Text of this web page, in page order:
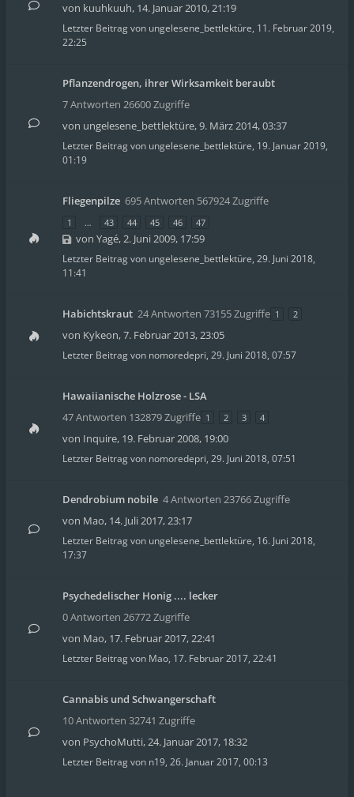
von kuuhkuuh, 14. Januar 2010, 21:19
Letzter Beitrag von ungelesene_bettlektüre, 11. Februar 2019,
22:25
Pflanzendrogen, ihrer Wirksamkeit beraubt
7 Antworten 26600 Zugriffe
von ungelesene_bettlektüre,9. März 2014, 03:37
Letzter Beitrag von ungelesene_bettlektüre, 19. Januar 2019,
01:19
Fliegenpilze 695 Antworten 567924 Zugriffe
1 … 43 44 45 46 47
von Yagé,2. Juni 2009, 17:59
Letzter Beitrag von ungelesene_bettlektüre, 29. Juni 2018,
11:41
Habichtskraut 24 Antworten 73155 Zugriffe 1 2
von Kykeon,7. Februar 2013, 23:05
Letzter Beitrag von nomoredepri, 29. Juni 2018, 07:57
Hawaiianische Holzrose - LSA
47 Antworten 132879 Zugriffe 1 2 3 4
von Inquire, 19. Februar 2008, 19:00
Letzter Beitrag von nomoredepri, 29. Juni 2018, 07:51
Dendrobium nobile 4 Antworten 23766 Zugriffe
von Mao, 14. Juli 2017, 23:17
Letzter Beitrag von ungelesene_bettlektüre, 16. Juni 2018,
17:37
Psychedelischer Honig .... lecker
0 Antworten 26772 Zugriffe
von Mao, 17. Februar 2017, 22:41
Letzter Beitrag von Mao, 17. Februar 2017, 22:41
Cannabis und Schwangerschaft
10 Antworten 32741 Zugriffe
von PsychoMutti,24. Januar 2017, 18:32
Letzter Beitrag von n19, 26. Januar 2017, 00:13